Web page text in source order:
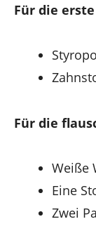
Für die
Für die
Weiße
Eine
Zwei